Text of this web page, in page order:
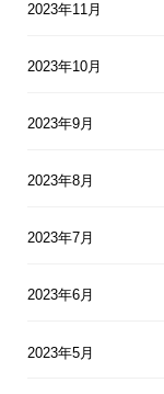
2023年11月
2023年10月
2023年9月
2023年8月
2023年7月
2023年6月
2023年5月